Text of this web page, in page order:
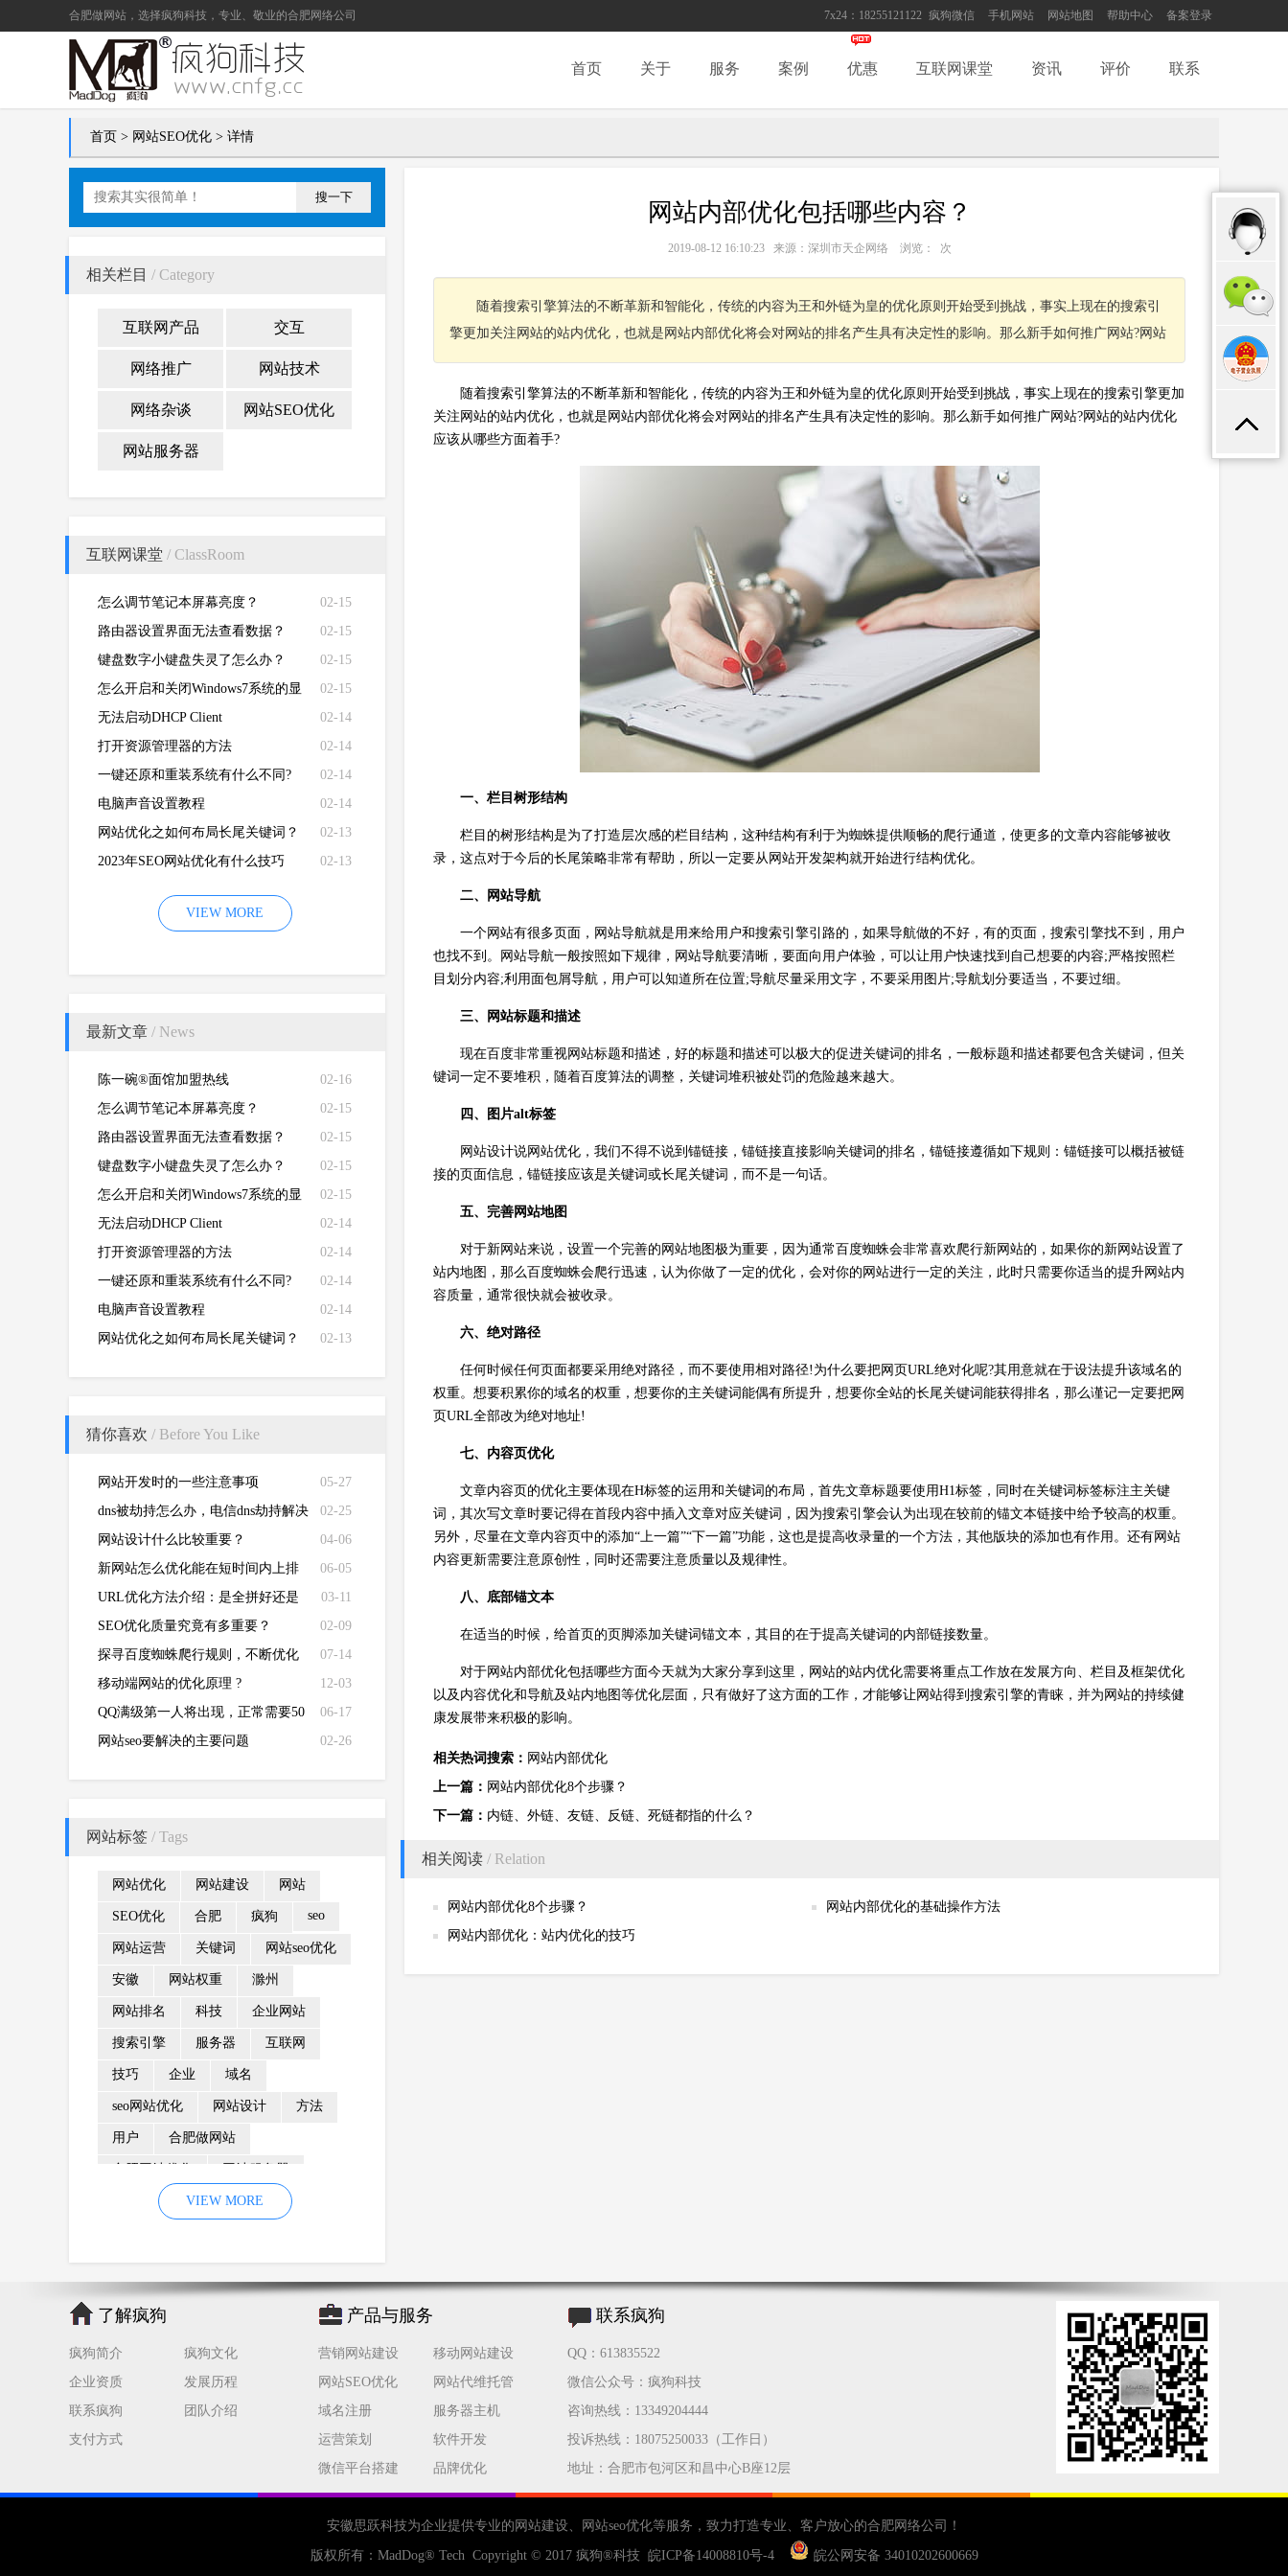
7x24：18255121122 疯狗微信 手机网站 网站地图 帮助中心 备案登录
合肥做网站 ，选择疯狗科技，专业、敬业的合肥网络公司
首页 关于 服务 案例 优惠 互联网课堂 资讯 评价 联系
首页 > 网站SEO优化 > 详情
搜一下
相关栏目 / Category
互联网产品 交互
网络推广 网站技术
网络杂谈 网站SEO优化
网站服务器
互联网课堂 / ClassRoom
02-15
怎么调节笔记本屏幕亮度？
02-15
路由器设置界面无法查看数据？
02-15
键盘数字小键盘失灵了怎么办？
02-15
怎么开启和关闭Windows7系统的显
卡硬件加速功能
02-14
无法启动DHCP Client
02-14
打开资源管理器的方法
02-14
一键还原和重装系统有什么不同?
02-14
电脑声音设置教程
02-13
网站优化之如何布局长尾关键词？
02-13
2023年SEO网站优化有什么技巧
VIEW MORE
最新文章 / News
02-16
陈一碗®面馆加盟热线
02-15
怎么调节笔记本屏幕亮度？
02-15
路由器设置界面无法查看数据？
02-15
键盘数字小键盘失灵了怎么办？
02-15
怎么开启和关闭Windows7系统的显
卡硬件加速功能
02-14
无法启动DHCP Client
02-14
打开资源管理器的方法
02-14
一键还原和重装系统有什么不同?
02-14
电脑声音设置教程
02-13
网站优化之如何布局长尾关键词？
猜你喜欢 / Before You Like
05-27
网站开发时的一些注意事项
02-25
dns被劫持怎么办，电信dns劫持解决
办法？
04-06
网站设计什么比较重要？
06-05
新网站怎么优化能在短时间内上排
名？
03-11
URL优化方法介绍：是全拼好还是
简拼好
02-09
SEO优化质量究竟有多重要？
07-14
探寻百度蜘蛛爬行规则，不断优化
改良seo问题
12-03
移动端网站的优化原理 ?
06-17
QQ满级第一人将出现，正常需要50
年
02-26
网站seo要解决的主要问题
网站标签 / Tags
网站优化 网站建设 网站
SEO优化 合肥 疯狗 seo
网站运营 关键词 网站seo优化
安徽 网站权重 滁州
网站排名 科技 企业网站
搜索引擎 服务器 互联网
技巧 企业 域名
seo网站优化 网站设计 方法
用户 合肥做网站
优化 网站降权
企业网站建设 效果 页面
网络营销 因素 网络公司
网站流量
百度优化 网站收录
网站seo 专业
VIEW MORE
网站内部优化包括哪些内容？
2019-08-12 16:10:23 来源：深圳市天企网络 浏览： 次
随着搜索引擎算法的不断革新和智能化，传统的内容为王和外链为皇的优化原则开始受到挑战，事实上现在的搜索引
擎更加关注网站的站内优化，也就是网站内部优化将会对网站的排名产生具有决定性的影响。那么新手如何推广网站?网站
随着搜索引擎算法的不断革新和智能化，传统的内容为王和外链为皇的优化原则开始受到挑战，事实上现在的搜索引擎更加
关注网站的站内优化，也就是网站内部优化将会对网站的排名产生具有决定性的影响。那么新手如何推广网站?网站的站内优化
应该从哪些方面着手?
一、栏目树形结构
栏目的树形结构是为了打造层次感的栏目结构，这种结构有利于为蜘蛛提供顺畅的爬行通道，使更多的文章内容能够被收
录，这点对于今后的长尾策略非常有帮助，所以一定要从网站开发架构就开始进行结构优化。
二、网站导航
一个网站有很多页面，网站导航就是用来给用户和搜索引擎引路的，如果导航做的不好，有的页面，搜索引擎找不到，用户
也找不到。网站导航一般按照如下规律，网站导航要清晰，要面向用户体验，可以让用户快速找到自己想要的内容;严格按照栏
目划分内容;利用面包屑导航，用户可以知道所在位置;导航尽量采用文字，不要采用图片;导航划分要适当，不要过细。
三、网站标题和描述
现在百度非常重视网站标题和描述，好的标题和描述可以极大的促进关键词的排名，一般标题和描述都要包含关键词，但关
键词一定不要堆积，随着百度算法的调整，关键词堆积被处罚的危险越来越大。
四、图片alt标签
网站设计说网站优化，我们不得不说到锚链接，锚链接直接影响关键词的排名，锚链接遵循如下规则：锚链接可以概括被链
接的页面信息，锚链接应该是关键词或长尾关键词，而不是一句话。
五、完善网站地图
对于新网站来说，设置一个完善的网站地图极为重要，因为通常百度蜘蛛会非常喜欢爬行新网站的，如果你的新网站设置了
站内地图，那么百度蜘蛛会爬行迅速，认为你做了一定的优化，会对你的网站进行一定的关注，此时只需要你适当的提升网站内
容质量，通常很快就会被收录。
六、绝对路径
任何时候任何页面都要采用绝对路径，而不要使用相对路径!为什么要把网页URL绝对化呢?其用意就在于设法提升该域名的
权重。想要积累你的域名的权重，想要你的主关键词能偶有所提升，想要你全站的长尾关键词能获得排名，那么谨记一定要把网
页URL全部改为绝对地址!
七、内容页优化
文章内容页的优化主要体现在H标签的运用和关键词的布局，首先文章标题要使用H1标签，同时在关键词标签标注主关键
词，其次写文章时要记得在首段内容中插入文章对应关键词，因为搜索引擎会认为出现在较前的锚文本链接中给予较高的权重。
另外，尽量在文章内容页中的添加“上一篇”“下一篇”功能，这也是提高收录量的一个方法，其他版块的添加也有作用。还有网站
内容更新需要注意原创性，同时还需要注意质量以及规律性。
八、底部锚文本
在适当的时候，给首页的页脚添加关键词锚文本，其目的在于提高关键词的内部链接数量。
对于网站内部优化包括哪些方面今天就为大家分享到这里，网站的站内优化需要将重点工作放在发展方向、栏目及框架优化
以及内容优化和导航及站内地图等优化层面，只有做好了这方面的工作，才能够让网站得到搜索引擎的青睐，并为网站的持续健
康发展带来积极的影响。
相关热词搜索： 网站内部优化
上一篇： 网站内部优化8个步骤？
下一篇： 内链、外链、友链、反链、死链都指的什么？
相关阅读 / Relation
网站内部优化8个步骤？
网站内部优化的基础操作方法
网站内部优化：站内优化的技巧
了解疯狗
疯狗简介
疯狗文化
企业资质
发展历程
联系疯狗
团队介绍
支付方式
产品与服务
营销网站建设
移动网站建设
网站SEO优化
网站代维托管
域名注册
服务器主机
运营策划
软件开发
微信平台搭建
品牌优化
联系疯狗
QQ：613835522
微信公众号：疯狗科技
咨询热线：13349204444
投诉热线：18075250033（工作日）
地址：合肥市包河区和昌中心B座12层
安徽思跃科技为企业提供专业的 网站建设 、 网站seo优化等服务，致力打造专业、客户放心的合肥网络公司 ！
版权所有： MadDog® Tech Copyright © 2017 疯狗®科技 皖ICP备14008810号-4 皖公网安备 34010202600669